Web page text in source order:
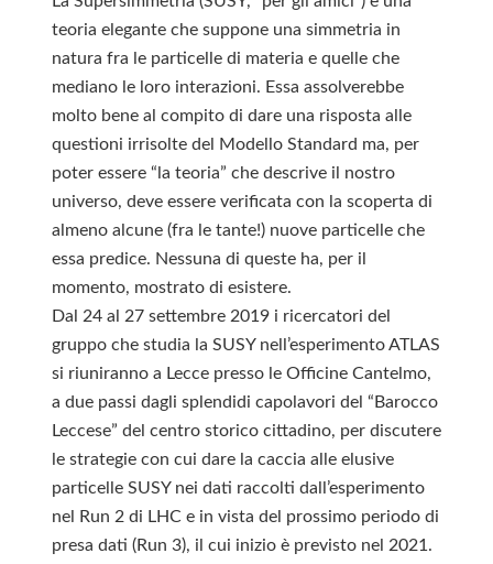
teoria elegante che suppone una simmetria in
natura fra le particelle di materia e quelle che
mediano le loro interazioni. Essa assolverebbe
molto bene al compito di dare una risposta alle
questioni irrisolte del Modello Standard ma, per
poter essere “la teoria” che descrive il nostro
universo, deve essere verificata con la scoperta di
almeno alcune (fra le tante!) nuove particelle che
essa predice. Nessuna di queste ha, per il
momento, mostrato di esistere.
Dal 24 al 27 settembre 2019 i ricercatori del
gruppo che studia la SUSY nell’esperimento ATLAS
si riuniranno a Lecce presso le Officine Cantelmo,
a due passi dagli splendidi capolavori del “Barocco
Leccese” del centro storico cittadino, per discutere
le strategie con cui dare la caccia alle elusive
particelle SUSY nei dati raccolti dall’esperimento
nel Run 2 di LHC e in vista del prossimo periodo di
presa dati (Run 3), il cui inizio è previsto nel 2021.